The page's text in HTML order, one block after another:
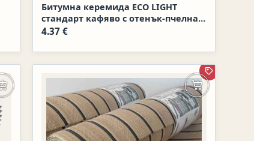
Битумна керемида ECO LIGHT
стандарт кафяво с отенък-пчелна
пита/3 м2/22 бр пакет
4.37 €
Добавяне в количката
ПРОМОЦИЯ
Добавяне в